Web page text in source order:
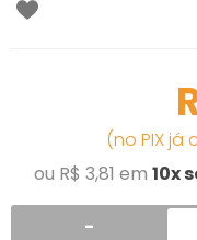
(no PIX já
ou R$ 3,81 em 10x
-